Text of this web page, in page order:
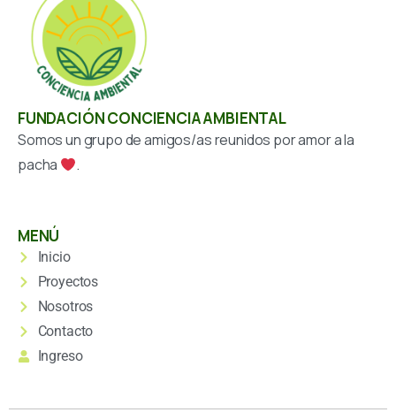
FUNDACIÓN CONCIENCIA AMBIENTAL
Somos un grupo de amigos/as reunidos por amor a la
pacha
.
MENÚ
Inicio
Proyectos
Nosotros
Contacto
Ingreso